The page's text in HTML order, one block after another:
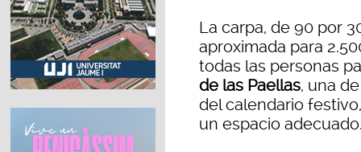
La carpa, de 90 por
aproximada para
todas las personas
de las Paellas, una
del calendario
un espacio